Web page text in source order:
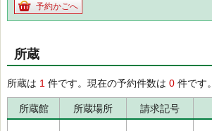
予約かごへ
所蔵
所蔵は 1 件です。現在の予約件数は 0 件です。
所蔵館 所蔵場所 請求記号